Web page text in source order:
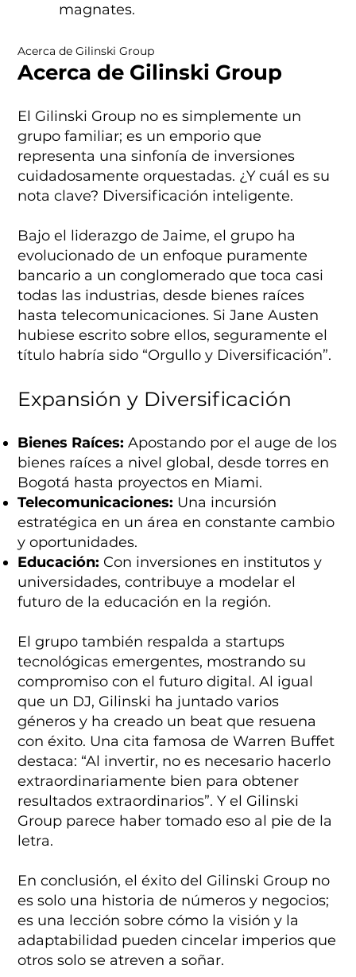
Acerca de Gilinski Group
Acerca de Gilinski Group
El Gilinski Group no es simplemente un
grupo familiar; es un emporio que
representa una sinfonía de inversiones
cuidadosamente orquestadas. ¿Y cuál es su
nota clave? Diversificación inteligente.
Bajo el liderazgo de Jaime, el grupo ha
evolucionado de un enfoque puramente
bancario a un conglomerado que toca casi
todas las industrias, desde bienes raíces
hasta telecomunicaciones. Si Jane Austen
hubiese escrito sobre ellos, seguramente el
título habría sido “Orgullo y Diversificación”.
Expansión y Diversificación
Bienes Raíces: Apostando por el auge de los
bienes raíces a nivel global, desde torres en
Bogotá hasta proyectos en Miami.
Telecomunicaciones: Una incursión
estratégica en un área en constante cambio
y oportunidades.
Educación: Con inversiones en institutos y
universidades, contribuye a modelar el
futuro de la educación en la región.
El grupo también respalda a startups
tecnológicas emergentes, mostrando su
compromiso con el futuro digital. Al igual
que un DJ, Gilinski ha juntado varios
géneros y ha creado un beat que resuena
con éxito. Una cita famosa de Warren Buffet
destaca: “Al invertir, no es necesario hacerlo
extraordinariamente bien para obtener
resultados extraordinarios”. Y el Gilinski
Group parece haber tomado eso al pie de la
letra.
En conclusión, el éxito del Gilinski Group no
es solo una historia de números y negocios;
es una lección sobre cómo la visión y la
adaptabilidad pueden cincelar imperios que
otros solo se atreven a soñar.
magnates.